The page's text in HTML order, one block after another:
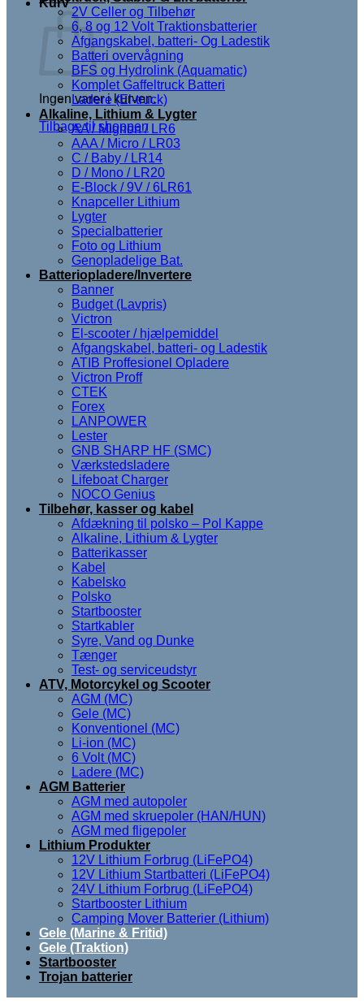
Kurv
Ingen varer i kurven.
Tilbage til shoppen
2V Celler og Tilbehør
6, 8 og 12 Volt Traktionsbatterier
Afgangskabel, batteri- Og Ladestik
Batteri overvågning
BFS og Hydrolink (Aquamatic)
Komplet Gaffeltruck Batteri
Ladere (El-truck)
Alkaline, Lithium & Lygter
AA / Mignon / LR6
AAA / Micro / LR03
C / Baby / LR14
D / Mono / LR20
E-Block / 9V / 6LR61
Knapceller Lithium
Lygter
Specialbatterier
Foto og Lithium
Genopladelige Bat.
Batteriopladere/Invertere
Banner
Budget (Lavpris)
Victron
El-scooter / hjælpemiddel
Afgangskabel, batteri- og Ladestik
ATIB Proffesionel Opladere
Victron Proff
CTEK
Forex
LANPOWER
Lester
GNB SHARP HF (SMC)
Værkstedsladere
Lifeboat Charger
NOCO Genius
Tilbehør, kasser og kabel
Afdækning til polsko – Pol Kappe
Alkaline, Lithium & Lygter
Batterikasser
Kabel
Kabelsko
Polsko
Startbooster
Startkabler
Syre, Vand og Dunke
Tænger
Test- og serviceudstyr
ATV, Motorcykel og Scooter
AGM (MC)
Gele (MC)
Konventionel (MC)
Li-ion (MC)
6 Volt (MC)
Ladere (MC)
AGM Batterier
AGM med autopoler
AGM med skruepoler (HAN/HUN)
AGM med fligepoler
Lithium Produkter
12V Lithium Forbrug (LiFePO4)
12V Lithium Startbatteri (LiFePO4)
24V Lithium Forbrug (LiFePO4)
Startbooster Lithium
Camping Mover Batterier (Lithium)
Gele (Marine & Fritid)
Gele (Traktion)
Startbooster
Trojan batterier